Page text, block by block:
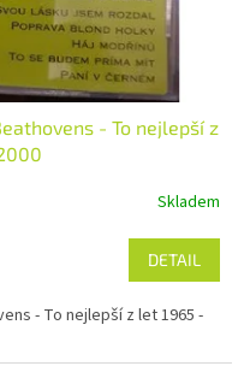
- To nejlepší z
Skladem
DETAIL
- To nejlepší z let 1965 -